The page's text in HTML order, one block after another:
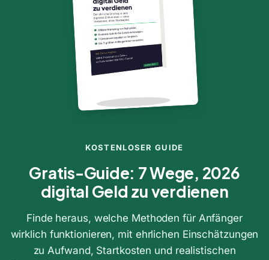
KOSTENLOSER GUIDE
Gratis-Guide: 7 Wege, 2026
digital Geld zu verdienen
Finde heraus, welche Methoden für Anfänger
wirklich funktionieren, mit ehrlichen Einschätzungen
zu Aufwand, Startkosten und realistischen